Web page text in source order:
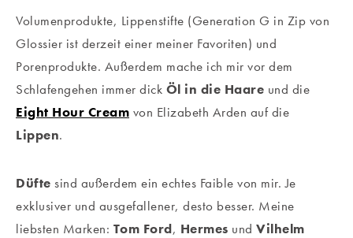
Volumenprodukte, Lippenstifte (Generation G in Zip von
Glossier ist derzeit einer meiner Favoriten) und
Porenprodukte. Außerdem mache ich mir vor dem
Schlafengehen immer dick Öl in die Haare und die
Eight Hour Cream von Elizabeth Arden auf die
Lippen.
Düfte sind außerdem ein echtes Faible von mir. Je
exklusiver und ausgefallener, desto besser. Meine
liebsten Marken: Tom Ford, Hermes und Vilhelm